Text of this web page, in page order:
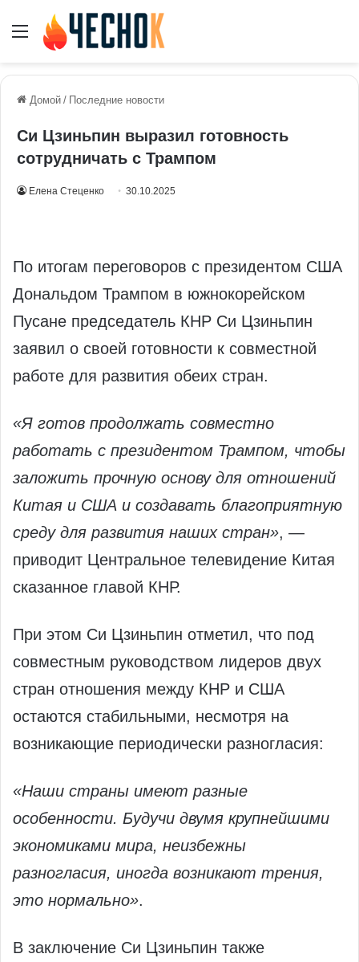
Меню
Домой / Последние новости
Си Цзиньпин выразил готовность
сотрудничать с Трампом
Елена Стеценко 30.10.2025
По итогам переговоров с президентом США
Дональдом Трампом в южнокорейском
Пусане председатель КНР Си Цзиньпин
заявил о своей готовности к совместной
работе для развития обеих стран.
«Я готов продолжать совместно
работать с президентом Трампом, чтобы
заложить прочную основу для отношений
Китая и США и создавать благоприятную
среду для развития наших стран», —
приводит Центральное телевидение Китая
сказанное главой КНР.
При этом Си Цзиньпин отметил, что под
совместным руководством лидеров двух
стран отношения между КНР и США
остаются стабильными, несмотря на
возникающие периодически разногласия:
«Наши страны имеют разные
особенности. Будучи двумя крупнейшими
экономиками мира, неизбежны
разногласия, иногда возникают трения,
это нормально».
В заключение Си Цзиньпин также